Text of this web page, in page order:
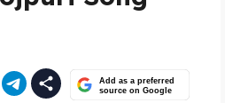
Add as a preferred
source on Google